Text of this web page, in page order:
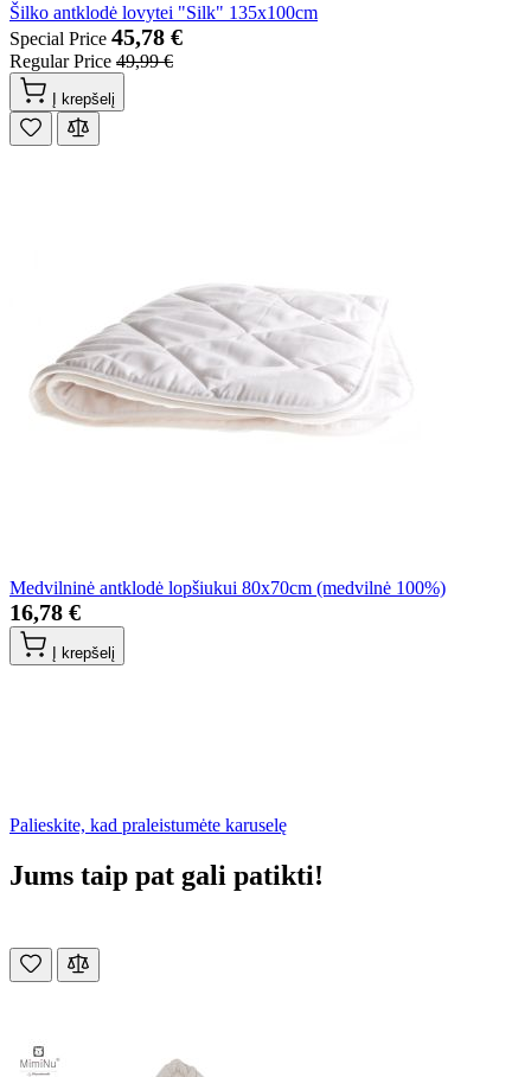
Šilko antklodė lovytei "Silk" 135x100cm
Special Price 45,78 €
Regular Price 49,99 €
Į krepšelį
Medvilninė antklodė lopšiukui 80x70cm (medvilnė 100%)
16,78 €
Į krepšelį
Palieskite, kad praleistumėte karuselę
Jums taip pat gali patikti!